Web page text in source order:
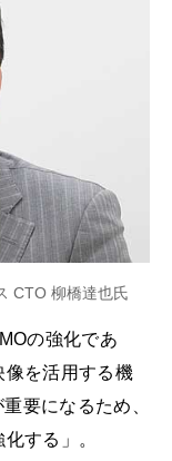
CTO 柳橋達也氏
の強化であ
像を活用する機
要になるため、
する」。